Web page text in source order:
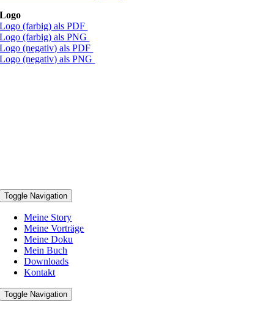
Logo
Logo (farbig) als PDF
Logo (farbig) als PNG
Logo (negativ) als PDF
Logo (negativ) als PNG
Toggle Navigation
Meine Story
Meine Vorträge
Meine Doku
Mein Buch
Downloads
Kontakt
Toggle Navigation